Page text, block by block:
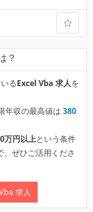
？
るExcel Vba 求人を
年収の最高値は 380
万円以上という条件
ぜひご活用くださ
求人